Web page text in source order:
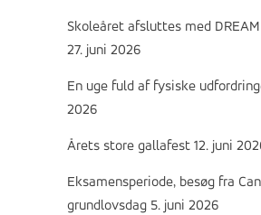
Skoleåret afsluttes med DREAM
27. juni 2026
En uge fuld af fysiske
2026
Årets store gallafest 12. juni
Eksamensperiode, besøg fra
grundlovsdag 5. juni 2026